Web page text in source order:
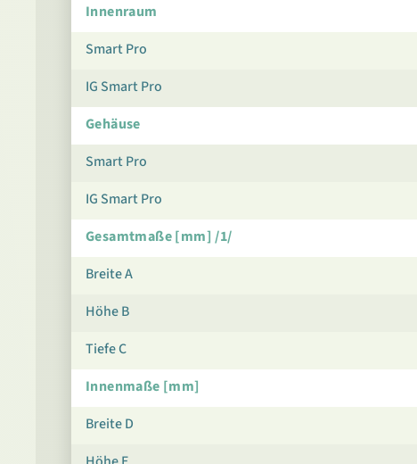
Innenraum
Smart Pro
IG Smart Pro
Gehäuse
Smart Pro
IG Smart Pro
Gesamtmaße [mm] /1/
Breite A
Höhe B
Tiefe C
Innenmaße [mm]
Breite D